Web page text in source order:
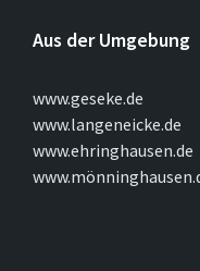
Aus der Umgebung
www.geseke.de
www.langeneicke.de
www.ehringhausen.de